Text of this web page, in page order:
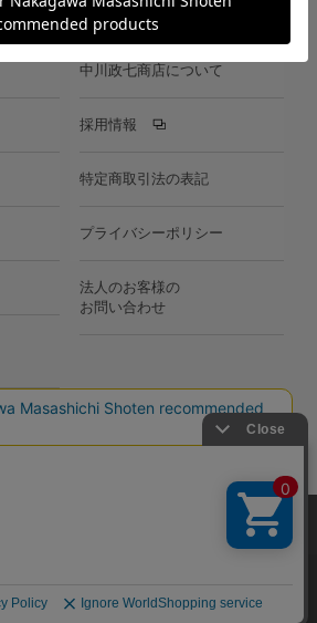
X Facebook メールマガジン
中川政七商店について
採用情報
特定商取引法の表記
プライバシーポリシー
法人のお客様の
お問い合わせ
All Rights Reserved.
における閲覧履歴・属性情報などの取得およ
キー（Cookie）を使用いたします。詳細に
リシー